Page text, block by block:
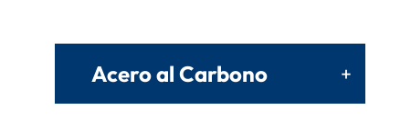
Acero al Carbono +